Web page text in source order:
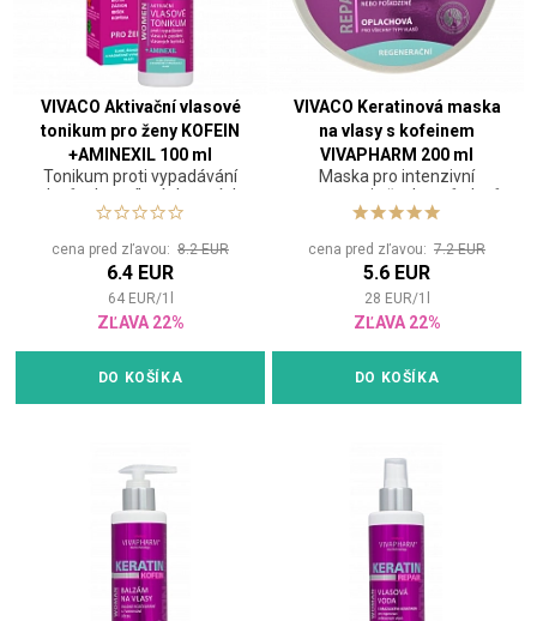
VIVACO Aktivační vlasové
tonikum pro ženy KOFEIN
+AMINEXIL 100 ml
Tonikum proti vypadávání
vlasů a k posílení vlasových
kořínků
cena pred zľavou: 8.2 EUR
6.4 EUR
64 EUR/1
ZĽAVA 22%
DO KOŠÍKA
VIVACO Keratinová maska
na vlasy s kofeinem
VIVAPHARM 200 ml
Maska pro intenzivní
regeneraci všech typů vlasů
cena pred zľavou: 7.2 EUR
5.6 EUR
28 EUR/1
ZĽAVA 22%
DO KOŠÍKA